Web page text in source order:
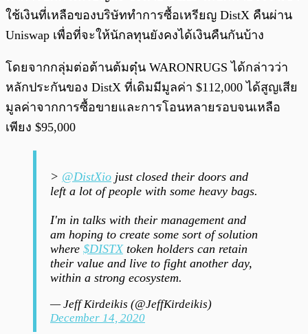
ใช้เงินที่เหลือของบริษัททำการซื้อเหรียญ DistX คืนผ่าน
Uniswap เพื่อที่จะให้นักลทุนยังคงได้เงินคืนกันบ้าง
โดยจากกลุ่มต่อต้านต้มตุ๋น WARONRUGS ได้กล่าวว่า
หลักประกันของ DistX ที่เดิมมีมูลค่า $112,000 ได้สูญเสีย
มูลค่าจากการซื้อขายและการโอนหลายรอบจนเหลือ
เพียง $95,000
> @DistXio just closed their doors and
left a lot of people with some heavy bags.
I'm in talks with their management and
am hoping to create some sort of solution
where $DISTXtoken holders can retain
their value and live to fight another day,
within a strong ecosystem.
— Jeff Kirdeikis (@JeffKirdeikis)
December 14, 2020